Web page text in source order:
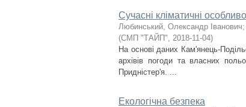
Сучасні кліматичні
Любинський, Олександр Іванович;
(СМП "ТАЙП", 2018-11-04)
На основі даних Кам'янець-
архівів погоди та власних
Придністер'я. ...
Екологічна безпека